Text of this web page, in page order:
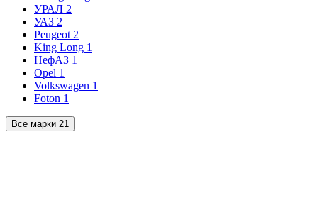
УРАЛ 2
УАЗ 2
Peugeot 2
King Long 1
НефАЗ 1
Opel 1
Volkswagen 1
Foton 1
Все марки 21